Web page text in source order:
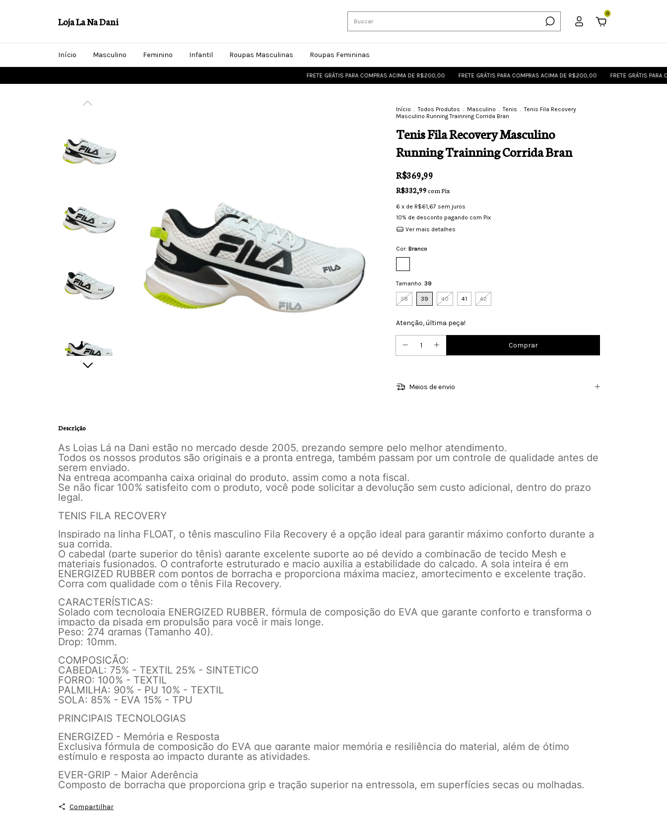
Loja La Na Dani
0
Início Masculino Feminino Infantil Roupas Masculinas Roupas Femininas
FRETE GRÁTIS PARA COMPRAS ACIMA DE R$200,00 FRETE GRÁTIS PARA COMPRAS ACIMA DE R$200,00 FRETE GRÁTIS PARA
Início . Todos Produtos . Masculino . Tenis . Tenis Fila Recovery
Masculino Running Trainning Corrida Bran
Tenis Fila Recovery Masculino
Running Trainning Corrida Bran
R$369,99
R$332,99comPix
6 x de R$61,67 sem juros
10% de desconto pagando com Pix
Ver mais detalhes
Cor: Branco
Tamanho: 39
38 39 40 41 42
Atenção, última peça!
Meios de envio
Descrição
As Lojas Lá na Dani estão no mercado desde 2005, prezando sempre pelo melhor atendimento.
Todos os nossos produtos são originais e a pronta entrega, também passam por um controle de qualidade antes de
serem enviado.
Na entrega acompanha caixa original do produto, assim como a nota fiscal.
Se não ficar 100% satisfeito com o produto, você pode solicitar a devolução sem custo adicional, dentro do prazo
legal.
TENIS FILA RECOVERY
Inspirado na linha FLOAT, o tênis masculino Fila Recovery é a opção ideal para garantir máximo conforto durante a
sua corrida.
O cabedal (parte superior do tênis) garante excelente suporte ao pé devido a combinação de tecido Mesh e
materiais fusionados. O contraforte estruturado e macio auxilia a estabilidade do calçado. A sola inteira é em
ENERGIZED RUBBER com pontos de borracha e proporciona máxima maciez, amortecimento e excelente tração.
Corra com qualidade com o tênis Fila Recovery.
CARACTERÍSTICAS:
Solado com tecnologia ENERGIZED RUBBER, fórmula de composição do EVA que garante conforto e transforma o
impacto da pisada em propulsão para você ir mais longe.
Peso: 274 gramas (Tamanho 40).
Drop: 10mm.
COMPOSIÇÃO:
CABEDAL: 75% - TEXTIL 25% - SINTETICO
FORRO: 100% - TEXTIL
PALMILHA: 90% - PU 10% - TEXTIL
SOLA: 85% - EVA 15% - TPU
PRINCIPAIS TECNOLOGIAS
ENERGIZED - Memória e Resposta
Exclusiva fórmula de composição do EVA que garante maior memória e resiliência do material, além de ótimo
estímulo e resposta ao impacto durante as atividades.
EVER-GRIP - Maior Aderência
Composto de borracha que proporciona grip e tração superior na entressola, em superfícies secas ou molhadas.
Compartilhar